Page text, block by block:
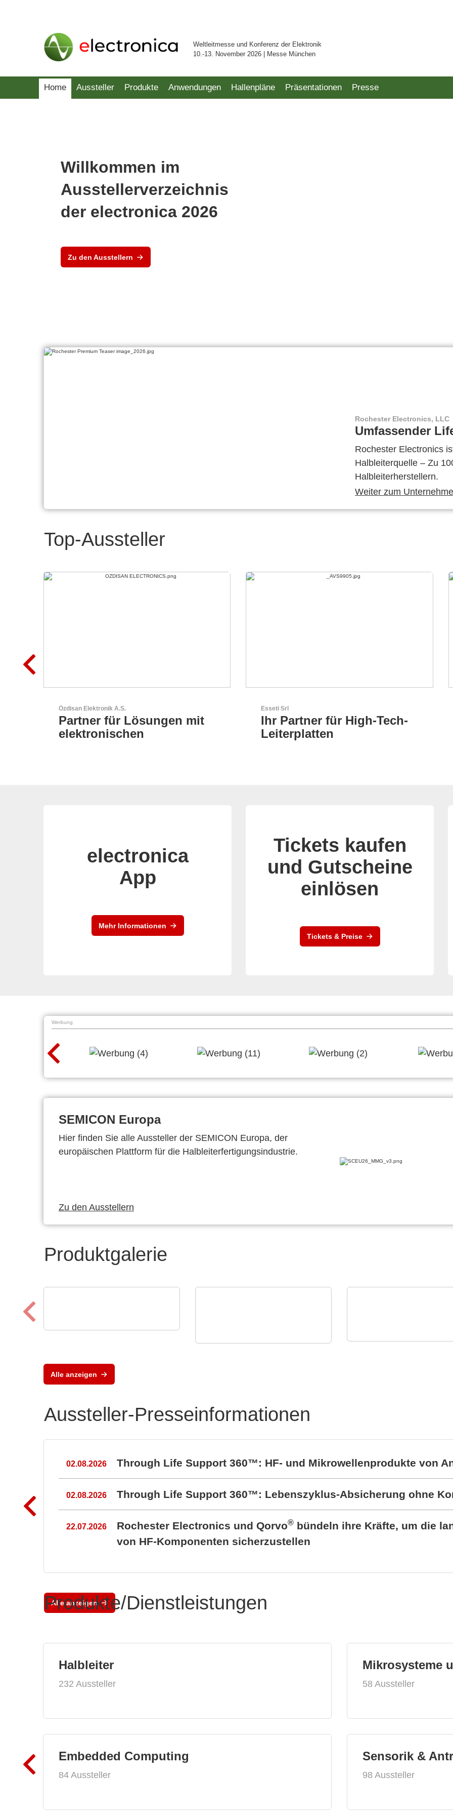
Weltleitmesse und Konferenz der Elektronik
10.-13. November 2026 | Messe München
Home Aussteller Produkte Anwendungen Hallenpläne Präsentationen Presse
Willkommen im
Ausstellerverzeichnis
der electronica 2026
Zu den Ausstellern
Rochester Electronics, LLC
Umfassender
Rochester Electronics
Halbleiterquelle – Zu
Halbleiterherstellern.
Weiter zum
Top-Aussteller
Esseti Srl
Ihr Partner für High-Tech-
Leiterplatten
GEYER Electronic GmbH
GEYER - Ihr zuverlässiger
Partner
electronica
App
Mehr Informationen
Tickets kaufen
und Gutscheine
einlösen
Tickets & Preise
Werbung
SEMICON Europa
Hier finden Sie alle Aussteller der SEMICON Europa, der
europäischen Plattform für die Halbleiterfertigungsindustrie.
Zu den Ausstellern
Produktgalerie
Alle anzeigen
Aussteller-Presseinformationen
02.08.2026 Through Life Support 360™: HF- und Mikrowellenprodukte von
02.08.2026 Through Life Support 360™: Lebenszyklus-Absicherung ohne
22.07.2026 Rochester Electronics und Qorvo® bündeln ihre Kräfte, um die
von HF-Komponenten sicherzustellen
Alle anzeigen
Produkte/Dienstleistungen
Halbleiter
232 Aussteller
Embedded Computing
84 Aussteller
Mikrosysteme
58 Aussteller
Sensorik &
98 Aussteller